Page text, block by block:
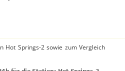
Hot Springs-2 sowie zum Vergleich